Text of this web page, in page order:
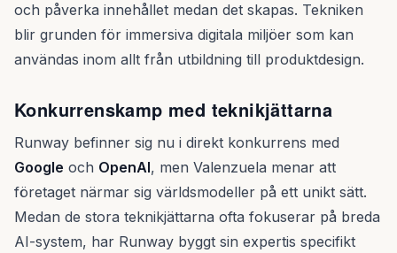
och påverka innehållet medan det skapas. Tekniken
blir grunden för immersiva digitala miljöer som kan
användas inom allt från utbildning till produktdesign.
Konkurrenskamp med teknikjättarna
Runway befinner sig nu i direkt konkurrens med
Google och OpenAI, men Valenzuela menar att
företaget närmar sig världsmodeller på ett unikt sätt.
Medan de stora teknikjättarna ofta fokuserar på breda
AI-system, har Runway byggt sin expertis specifikt